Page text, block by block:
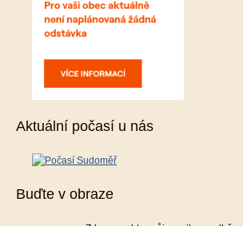
Aktuální počasí u nás
Buďte v obraze